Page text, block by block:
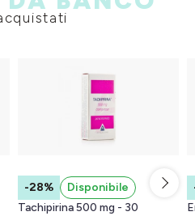
-28%
Disponibile
Tachipirina 500 mg - 30